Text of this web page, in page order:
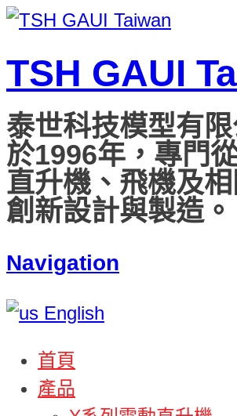
TSH GAUI
泰世科技模型有
於1996年，專門
直升機、飛機及
創新設計與製造。
Navigation
English
首頁
產品